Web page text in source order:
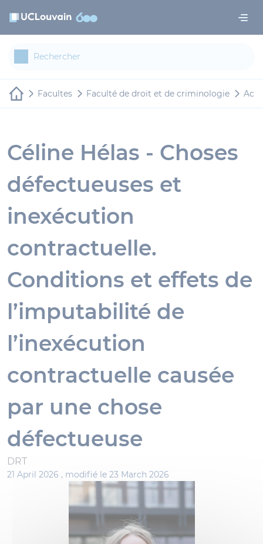
Facultes Faculté de droit et de criminologie
Céline Hélas - Choses
défectueuses et
inexécution
contractuelle.
Conditions et effets de
l’imputabilité de
l’inexécution
contractuelle causée
par une chose
défectueuse
DRT
21 April 2026 , modifié le 23 March 2026